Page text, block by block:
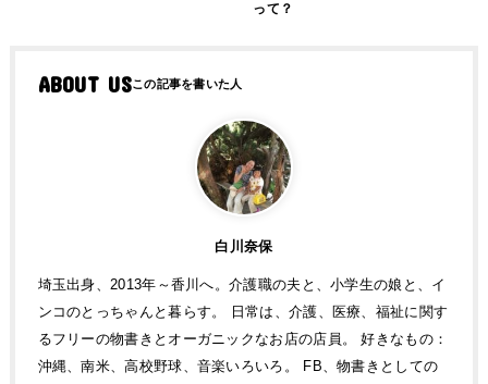
って？
ABOUT US
白川奈保
埼玉出身、2013年～香川へ。介護職の夫と、小学生の娘と、イ
ンコのとっちゃんと暮らす。 日常は、介護、医療、福祉に関す
るフリーの物書きとオーガニックなお店の店員。 好きなもの：
沖縄、南米、高校野球、音楽いろいろ。 FB、物書きとしての